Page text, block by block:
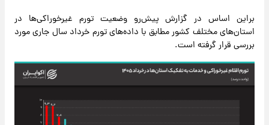
براین اساس در گزارش پیش‌رو وضعیت تورم غیرخوراکی‌ها در
استان‌های مختلف کشور مطابق با داده‌های تورم خرداد سال جاری مورد
بررسی قرار گرفته است.